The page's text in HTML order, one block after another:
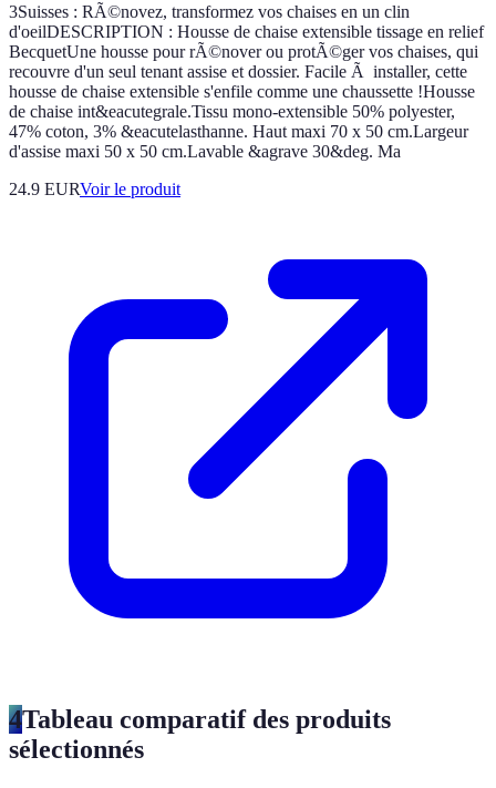
3Suisses : RÃ©novez, transformez vos chaises en un clin
d'oeilDESCRIPTION : Housse de chaise extensible tissage en relief
BecquetUne housse pour rÃ©nover ou protÃ©ger vos chaises, qui
recouvre d'un seul tenant assise et dossier. Facile Ã installer, cette
housse de chaise extensible s'enfile comme une chaussette !Housse
de chaise int&eacutegrale.Tissu mono-extensible 50% polyester,
47% coton, 3% &eacutelasthanne. Haut maxi 70 x 50 cm.Largeur
d'assise maxi 50 x 50 cm.Lavable &agrave 30&deg. Ma
24.9 EURVoir le produit
4Tableau comparatif des produits
sélectionnés